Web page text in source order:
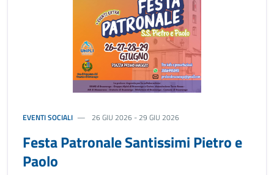
EVENTI SOCIALI 26 GIU 2026 - 29 GIU 2026
Festa Patronale Santissimi Pietro e
Paolo